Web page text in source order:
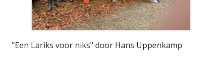
"Een Lariks voor niks" door Hans Uppenkamp